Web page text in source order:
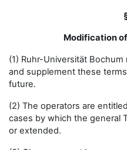
Modification
(1) Ruhr-Universität
and supplement these
future.
(2) The operators are
cases by which the general
or extended.